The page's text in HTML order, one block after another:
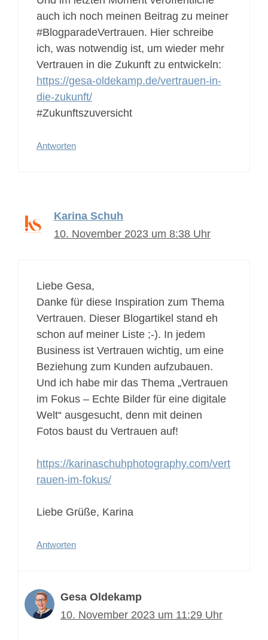
auch ich noch meinen Beitrag zu meiner
#BlogparadeVertrauen. Hier schreibe
ich, was notwendig ist, um wieder mehr
Vertrauen in die Zukunft zu entwickeln:
https://gesa-oldekamp.de/vertrauen-in-
die-zukunft/
#Zukunftszuversicht
Antworten
Karina Schuh
10. November 2023 um 8:38 Uhr
Liebe Gesa,
Danke für diese Inspiration zum Thema
Vertrauen. Dieser Blogartikel stand eh
schon auf meiner Liste ;-). In jedem
Business ist Vertrauen wichtig, um eine
Beziehung zum Kunden aufzubauen.
Und ich habe mir das Thema „Vertrauen
im Fokus – Echte Bilder für eine digitale
Welt“ ausgesucht, denn mit deinen
Fotos baust du Vertrauen auf!
https://karinaschuhphotography.com/vert
rauen-im-fokus/
Liebe Grüße, Karina
Antworten
Gesa Oldekamp
10. November 2023 um 11:29 Uhr